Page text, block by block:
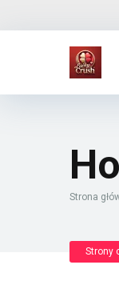
Strona
Strony